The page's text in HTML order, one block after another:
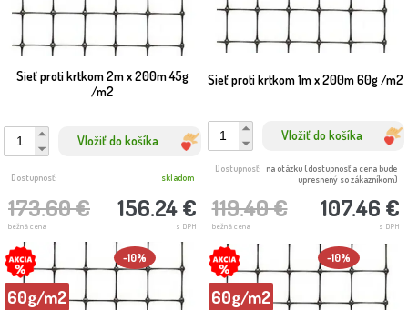
Sieť proti krtkom 2m x 200m 45g
/m2
Vložiť do košíka
173.60 €
bežná cena
156.24 €
s DPH
Dostupnosť: skladom
Sieť proti krtkom 1m x 200m 60g /m2
Vložiť do košíka
119.40 €
bežná cena
107.46 €
s DPH
Dostupnosť:
na otázku (dostupnosť a cena bude
upresnený so zákazníkom)
60g/m2
-10%
60g/m2
-10%